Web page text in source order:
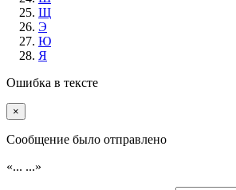
Щ
Э
Ю
Я
Ошибка в тексте
×
Cообщение было отправлено
«... ...»